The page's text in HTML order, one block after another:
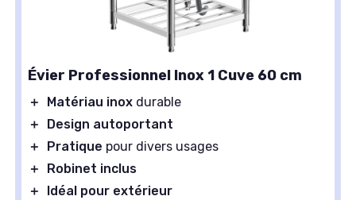
Évier Professionnel Inox 1 Cuve 60 cm
＋ Matériau inox durable
＋
Design autoportant
＋
Pratique pour divers usages
＋
Robinet inclus
＋
Idéal pour extérieur